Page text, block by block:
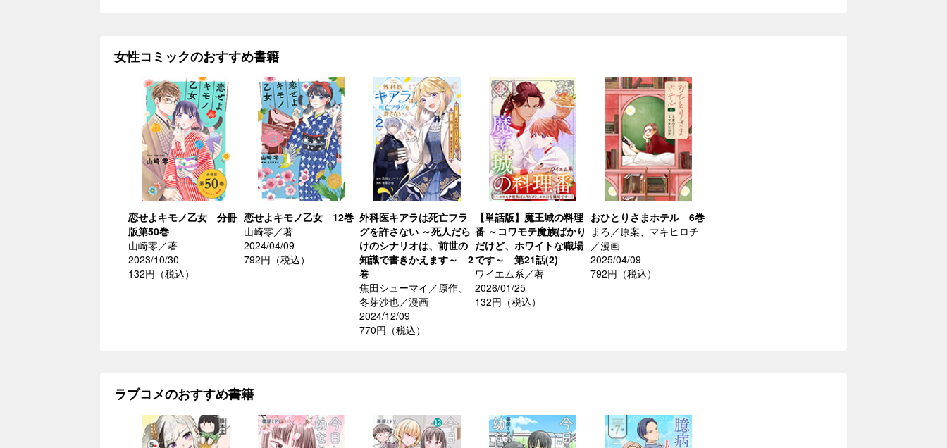
女性コミックのおすすめ書籍
恋せよキモノ乙女 分冊
版第50巻
山崎零／著
2023/10/30
132円（税込）
恋せよキモノ乙女 12巻
山崎零／著
2024/04/09
792円（税込）
外科医キアラは死亡フラ
グを許さない ～死人だら
けのシナリオは、前世の
知識で書きかえます～ 2
巻
焦田シューマイ／原作、
冬芽沙也／漫画
2024/12/09
770円（税込）
【単話版】魔王城の料理
番 ～コワモテ魔族ばかり
だけど、ホワイトな職場
です～ 第21話(2)
ワイエム系／著
2026/01/25
132円（税込）
おひとりさまホテル 6巻
まろ／原案、マキヒロチ
／漫画
2025/04/09
792円（税込）
ラブコメのおすすめ書籍